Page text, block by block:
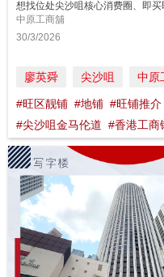
中原工商舖
30/3/2026
廖英舜 尖沙咀 中原
#旺区靓铺 #地铺 #旺铺推介
#尖沙咀金马伦道 #香港工商